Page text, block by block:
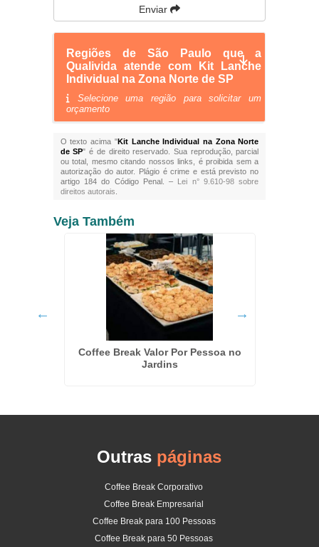
Enviar
Regiões de São Paulo que a
Qualivida atende com Kit Lanche
Individual na Zona Norte de SP
Selecione uma região para solicitar um
orçamento
O texto acima "Kit Lanche Individual na Zona Norte
de SP" é de direito reservado. Sua reprodução, parcial
ou total, mesmo citando nossos links, é proibida sem a
autorização do autor. Plágio é crime e está previsto no
artigo 184 do Código Penal. – Lei n° 9.610-98 sobre
direitos autorais
Veja Também
Coffee Break Valor Por Pessoa no
Jardins
Outras páginas
Coffee Break Corporativo
Coffee Break Empresarial
Coffee Break para 100 Pessoas
Coffee Break para 50 Pessoas